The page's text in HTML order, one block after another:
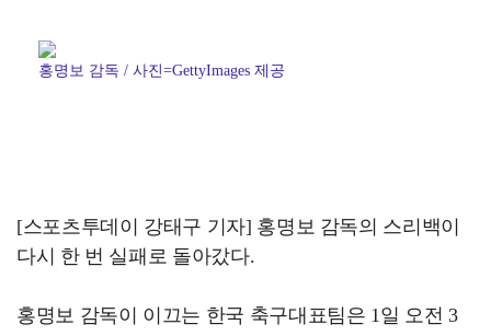
[ST포토] 박현경, 멀리가자
홍명보 감독 / 사진=GettyImages 제공
[스포츠투데이 강태구 기자] 홍명보 감독의 스리백이
다시 한 번 실패로 돌아갔다.
홍명보 감독이 이끄는 한국 축구대표팀은 1일 오전 3